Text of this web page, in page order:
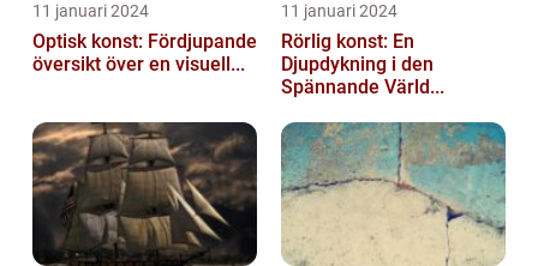
11 januari 2024
Optisk konst: Fördjupande
översikt över en visuell...
11 januari 2024
Rörlig konst: En
Djupdykning i den
Spännande Värld...